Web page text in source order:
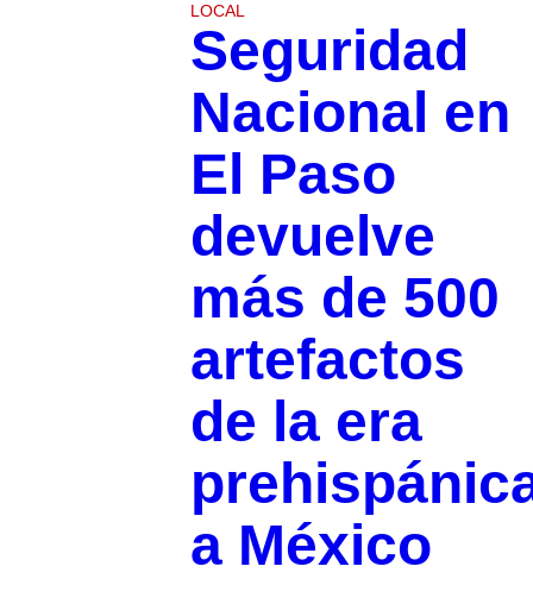
LOCAL
Seguridad
Nacional en
El Paso
devuelve
más de 500
artefactos
de la era
a México